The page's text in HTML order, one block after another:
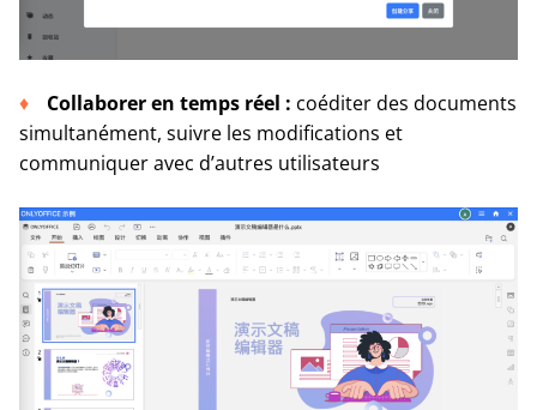
Collaborer en temps réel : coéditer des documents
simultanément, suivre les modifications et
communiquer avec d’autres utilisateurs